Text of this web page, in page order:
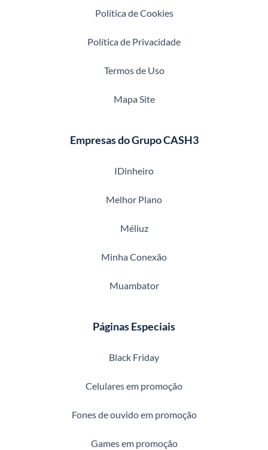
Política de Cookies
Política de Privacidade
Termos de Uso
Mapa Site
Empresas do Grupo CASH3
IDinheiro
Melhor Plano
Méliuz
Minha Conexão
Muambator
Páginas Especiais
Black Friday
Celulares em promoção
Fones de ouvido em promoção
Games em promoção